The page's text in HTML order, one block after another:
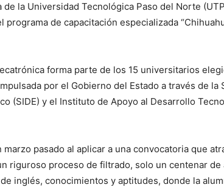
de la Universidad Tecnológica Paso del Norte
de capacitación especializada
forma parte de los 15 universitarios
por el Gobierno del Estado a través de la
(SIDE) y el Instituto de Apoyo al Desarrollo
pasado al aplicar a una convocatoria que
riguroso proceso de filtrado, solo un centenar de
inglés, conocimientos y aptitudes, donde la